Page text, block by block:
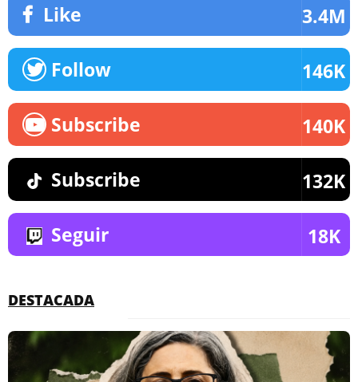
Like 3.4M
Follow 146K
Subscribe 140K
Subscribe 132K
Seguir 18K
DESTACADA